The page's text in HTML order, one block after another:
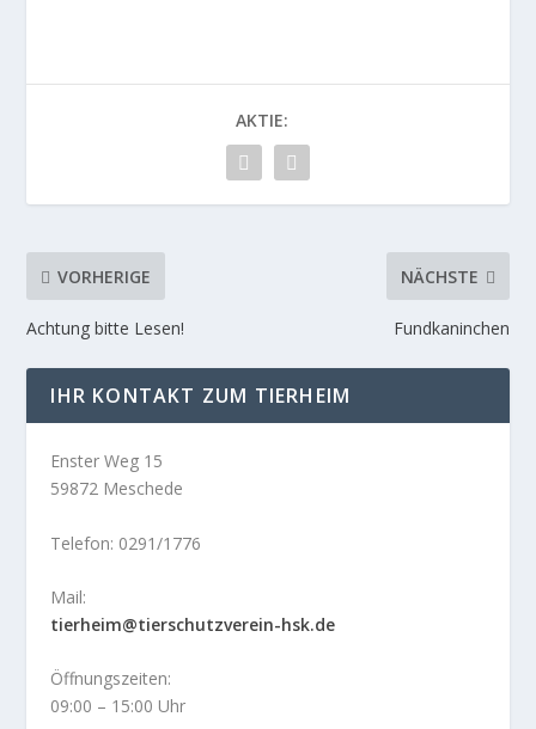
AKTIE:
VORHERIGE
Achtung bitte Lesen!
NÄCHSTE
Fundkaninchen
IHR KONTAKT ZUM TIERHEIM
Enster Weg 15
59872 Meschede
Telefon: 0291/1776
Mail:
tierheim@tierschutzverein-hsk.de
Öffnungszeiten:
09:00 – 15:00 Uhr